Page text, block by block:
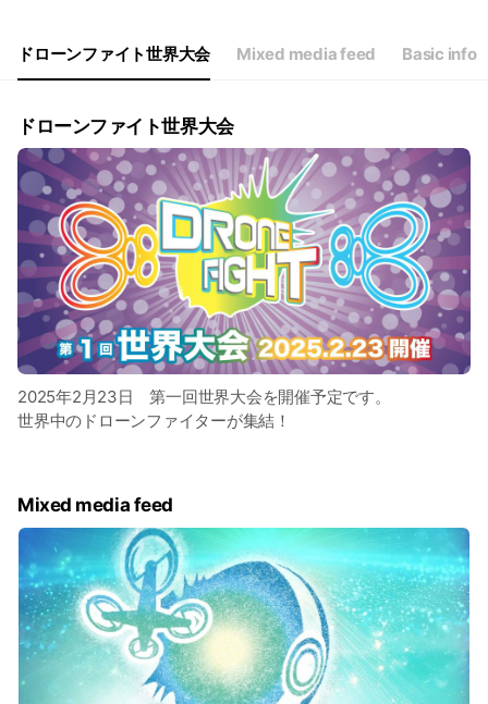
Sat
ドローンファイト世界大会 Mixed media feed Basic info
ドローンファイト世界大会
2025年2月23日 第一回世界大会を開催予定です。
世界中のドローンファイターが集結！
Mixed media feed